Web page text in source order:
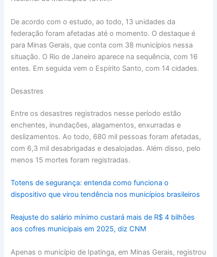
De acordo com o estudo, ao todo, 13 unidades da
federação foram afetadas até o momento. O destaque é
para Minas Gerais, que conta com 38 municípios nessa
situação. O Rio de Janeiro aparece na sequência, com 16
entes. Em seguida vem o Espírito Santo, com 14 cidades.
Desastres
Entre os desastres registrados nesse período estão
enchentes, inundações, alagamentos, enxurradas e
deslizamentos. Ao todo, 680 mil pessoas foram afetadas,
com 6,3 mil desabrigadas e desalojadas. Além disso, pelo
menos 15 mortes foram registradas.
Totens de segurança: entenda como funciona o
dispositivo que virou tendência nos municípios brasileiros
Reajuste do salário mínimo custará mais de R$ 4 bilhões
aos cofres municipais em 2025, diz CNM
Apenas o município de Ipatinga, em Minas Gerais, registrou